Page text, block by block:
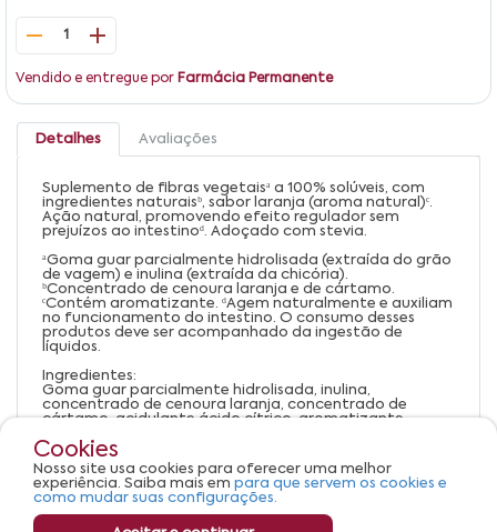
1
Vendido e entregue por Farmácia Permanente
Detalhes Avaliações
Suplemento de fibras vegetaisᵃ a 100% solúveis, com
ingredientes naturaisᵇ, sabor laranja (aroma natural)ᶜ.
Ação natural, promovendo efeito regulador sem
prejuízos ao intestinoᵈ. Adoçado com stevia.
ᵃGoma guar parcialmente hidrolisada (extraída do grão
de vagem) e inulina (extraída da chicória).
ᵇConcentrado de cenoura laranja e de cártamo.
ᶜContém aromatizante. ᵈAgem naturalmente e auxiliam
no funcionamento do intestino. O consumo desses
produtos deve ser acompanhado da ingestão de
líquidos.
Ingredientes:
Goma guar parcialmente hidrolisada, inulina,
concentrado de cenoura laranja, concentrado de
cártamo, acidulante ácido cítrico, aromatizante
rebaudiana Bertoni.
NÃO CONTÉM GLÚTEN.
Cookies
Nosso site usa cookies para oferecer uma melhor
experiência. Saiba mais em para que servem os cookies e
como mudar suas configurações.